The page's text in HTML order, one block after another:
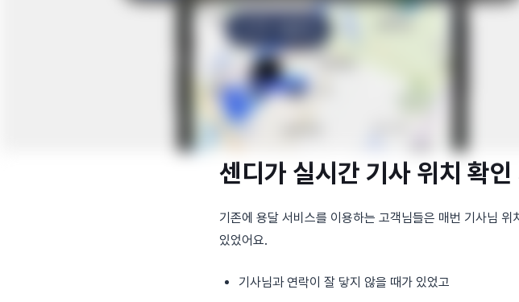
센디가 실시간 기사 위치 확
기존에 용달 서비스를 이용하는 고객님들은 매번 기사님
있었어요.
기사님과 연락이 잘 닿지 않을 때가 있었고